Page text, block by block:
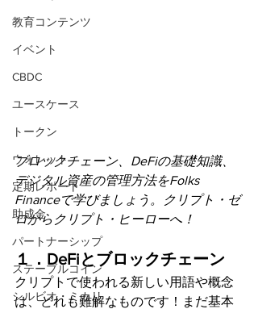
教育コンテンツ
イベント
CBDC
ユースケース
トークン
ウォレット
定期レポート
助成金
パートナーシップ
ステーブルコイン
シルビオ・ミカリ
ブロックチェーン、DeFiの基礎知識、
デジタル資産の管理方法をFolks
Financeで学びましょう。クリプト・ゼ
ロからクリプト・ヒーローへ！
１．DeFiとブロックチェーン
クリプトで使われる新しい用語や概念
は、どれも難解なものです！まだ基本